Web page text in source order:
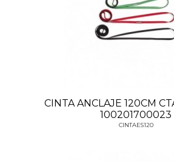
CINTA ANCLAJE 120CM
100201700023
CINTAES120